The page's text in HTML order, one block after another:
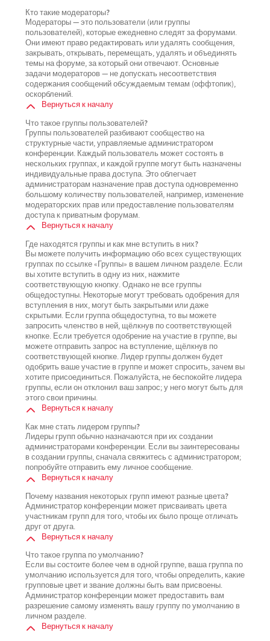
Кто такие модераторы?
Модераторы — это пользователи (или группы
пользователей), которые ежедневно следят за форумами.
Они имеют право редактировать или удалять сообщения,
закрывать, открывать, перемещать, удалять и объединять
темы на форуме, за который они отвечают. Основные
задачи модераторов — не допускать несоответствия
содержания сообщений обсуждаемым темам (оффтопик),
оскорблений.
Вернуться к началу
Что такое группы пользователей?
Группы пользователей разбивают сообщество на
структурные части, управляемые администратором
конференции. Каждый пользователь может состоять в
нескольких группах, и каждой группе могут быть назначены
индивидуальные права доступа. Это облегчает
администраторам назначение прав доступа одновременно
большому количеству пользователей, например, изменение
модераторских прав или предоставление пользователям
доступа к приватным форумам.
Вернуться к началу
Где находятся группы и как мне вступить в них?
Вы можете получить информацию обо всех существующих
группах по ссылке «Группы» в вашем личном разделе. Если
вы хотите вступить в одну из них, нажмите
соответствующую кнопку. Однако не все группы
общедоступны. Некоторые могут требовать одобрения для
вступления в них, могут быть закрытыми или даже
скрытыми. Если группа общедоступна, то вы можете
запросить членство в ней, щёлкнув по соответствующей
кнопке. Если требуется одобрение на участие в группе, вы
можете отправить запрос на вступление, щёлкнув по
соответствующей кнопке. Лидер группы должен будет
одобрить ваше участие в группе и может спросить, зачем вы
хотите присоединиться. Пожалуйста, не беспокойте лидера
группы, если он отклонил ваш запрос; у него могут быть для
этого свои причины.
Вернуться к началу
Как мне стать лидером группы?
Лидеры групп обычно назначаются при их создании
администраторами конференции. Если вы заинтересованы
в создании группы, сначала свяжитесь с администратором;
попробуйте отправить ему личное сообщение.
Вернуться к началу
Почему названия некоторых групп имеют разные цвета?
Администратор конференции может присваивать цвета
участникам групп для того, чтобы их было проще отличать
друг от друга.
Вернуться к началу
Что такое группа по умолчанию?
Если вы состоите более чем в одной группе, ваша группа по
умолчанию используется для того, чтобы определить, какие
групповые цвет и звание должны быть вам присвоены.
Администратор конференции может предоставить вам
разрешение самому изменять вашу группу по умолчанию в
личном разделе.
Вернуться к началу